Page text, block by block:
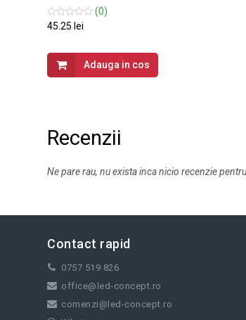
(0)
45.25 lei
Adauga in cos
Recenzii
Ne pare rau, nu exista inca nicio recenzie
Contact rapid
0757 519 826
office@led-concept.ro
comenzi@led-concept.ro